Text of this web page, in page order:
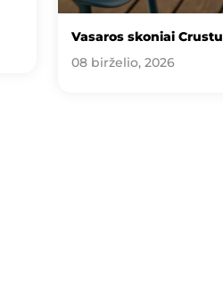
Vasaros skoniai
08 birželio, 2026